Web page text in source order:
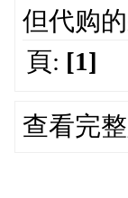
但代购
頁: [1]
查看完